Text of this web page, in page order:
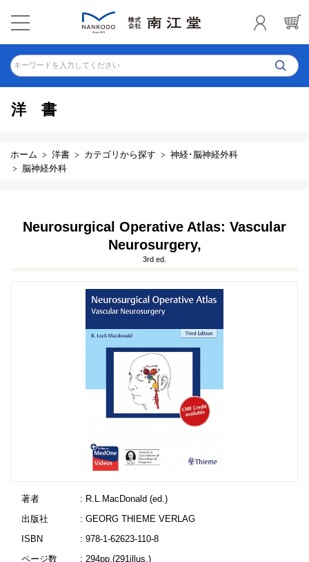
キーワードを入力してください
洋書
ホーム 洋書 カテゴリから探す
神経･脳神経外科
脳神経外科
Neurosurgical Operative Atlas: Vascular
Neurosurgery,
3rd ed.
著者
: R.L.MacDonald (ed.)
出版社
: GEORG THIEME VERLAG
ISBN
: 978-1-62623-110-8
ページ数
: 294pp.(291illus.)